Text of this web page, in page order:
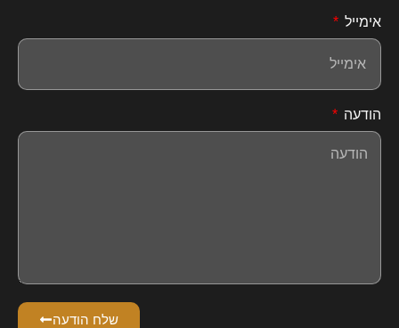
אימייל
הודעה
שלח הודעה